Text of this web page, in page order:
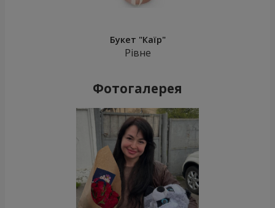
Букет "Каїр"
Рівне
Фотогалерея